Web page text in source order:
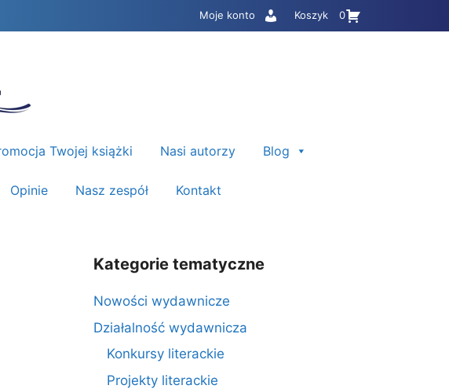
Moje konto Koszyk 0
Twojej książki Nasi autorzy Blog
Opinie Nasz zespół Kontakt
Kategorie tematyczne
Nowości wydawnicze
Działalność wydawnicza
Konkursy literackie
Projekty literackie